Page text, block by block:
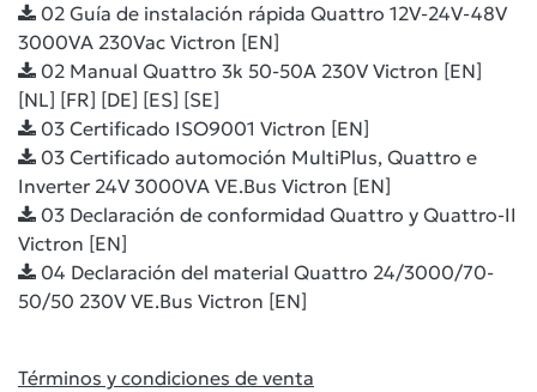
02 Guía de instalación rápida Quattro 12V-24V-48V
3000VA 230Vac Victron [EN]
02 Manual Quattro 3k 50-50A 230V Victron [EN]
[NL] [FR] [DE] [ES] [SE]
03 Certificado ISO9001 Victron [EN]
03 Certificado automoción MultiPlus, Quattro e
Inverter 24V 3000VA VE.Bus Victron [EN]
03 Declaración de conformidad Quattro y Quattro-II
Victron [EN]
04 Declaración del material Quattro 24/3000/70-
50/50 230V VE.Bus Victron [EN]
Términos y condiciones de venta